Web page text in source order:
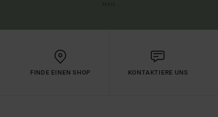
FINDE EINEN SHOP KONTAKTIERE UNS